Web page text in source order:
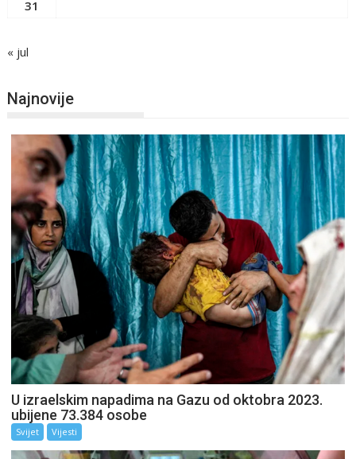
31
« jul
Najnovije
U izraelskim napadima na Gazu od oktobra 2023.
ubijene 73.384 osobe
Svijet Vijesti